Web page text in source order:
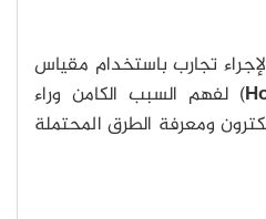
تجارب باستخدام مقياس
) لفهم السبب الكامن وراء
ومعرفة الطرق المحتملة